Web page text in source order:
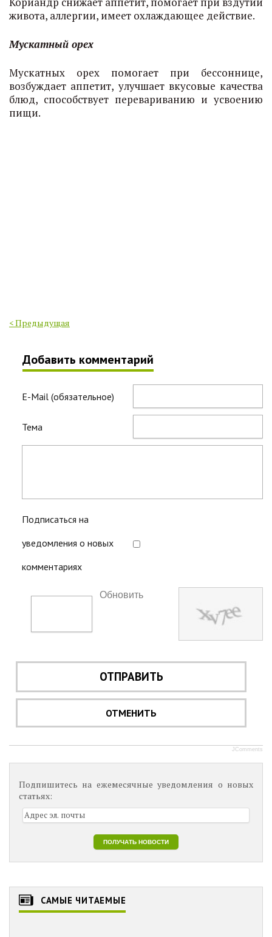
живота, аллергии, имеет охлаждающее действие.
Мускатный орех
Мускатных орех помогает при бессоннице,
возбуждает аппетит, улучшает вкусовые качества
блюд, способствует перевариванию и усвоению
пищи.
< Предыдущая
Добавить комментарий
E-Mail (обязательное)
Тема
Подписаться на
уведомления о новых
комментариях
Обновить
ОТПРАВИТЬ
ОТМЕНИТЬ
JComments
Подпишитесь на ежемесячные уведомления о новых
статьях:
САМЫЕ ЧИТАЕМЫЕ